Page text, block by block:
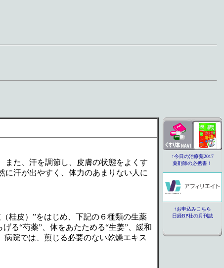
また、汗を調節し、皮膚の状態をよくす
に汗が出やすく、体力のあまりない人に
桂皮）”をはじめ、下記の６種類の生薬
る“芍薬”、体をあたためる“生姜”、緩和
院では、煎じる必要のない乾燥エキス